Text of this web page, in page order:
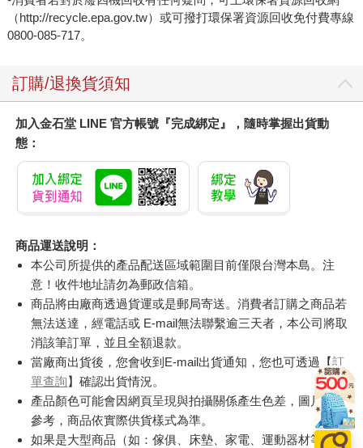
（http://recycle.epa.gov.tw）或可撥打環保署資源回收免付費專線
0800-085-717。
訂購/退換貨須知
加入金石堂 LINE 官方帳號『完成綁定』，隨時掌握出貨動
態：
商品運送說明：
本公司所提供的產品配送區域範圍目前僅限台灣本島。注
意！收件地址請勿為郵政信箱。
商品將由廠商透過貨運或是郵局寄送。消費者訂購之商品若
無法送達，經電話或 E-mail無法聯繫逾三天者，本公司將取
消該筆訂單，並且全額退款。
當廠商出貨後，您會收到E-mail出貨通知，您也可透過【訂
單查詢】確認出貨情況。
產品顏色可能會因網頁呈現與拍攝關係產生色差，圖片僅供
參考，商品依實際供貨樣式為準。
如果是大型商品（如：傢俱、床墊、家電、運動器材等）及